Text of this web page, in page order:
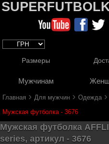
Размеры
Мужчинам
Главная › Для мужчин › Одежда ›
Мужская футболка - 3676
Мужская футболка
series, артикул - 3676